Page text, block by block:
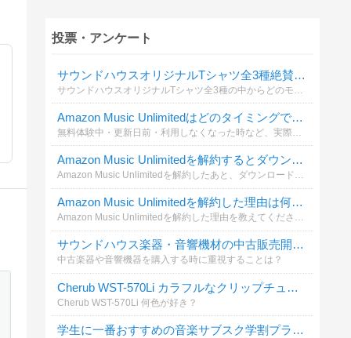
投票・アンケート
サウンドハウスオリジナルTシャツ全3種絶賛発売中！
Amazon Music Unlimitedはどのタイミングで解約しましたか？
無料体験中・更新日前・利用しなくなった時など、実際にいつ解約しましたか？これから解約する人の参考になるよう投票をお願いします。解約手順や注意点はこちらの記事でも詳しく解説しています。
Amazon Music Unlimitedを解約するとダウンロードした曲はどうなると思いますか？
Amazon Music Unlimitedを解約したあと、ダウンロード済みの曲について気になったことはありますか？解約前に確認したいポイントや注意点を共有しましょう。
Amazon Music Unlimitedを解約した理由は何ですか？
Amazon Music Unlimitedを解約した理由を教えてください。料金・利用頻度・音質・他サービスへの乗り換えなど、実際の理由を知りたいです。解約方法や注意点はこちらも参考になります。
サウンドハウス楽器・音響機材の中古販売開始！
中古楽器や音響機器を購入する時に重視することは？
Cherub WST-570Li カラフルなクリップチューナーが日本初上陸！
Cherub WST-570Li 何色が好き？
学生に一番おすすめの音楽サブスク学割プランはどれだと思いますか？